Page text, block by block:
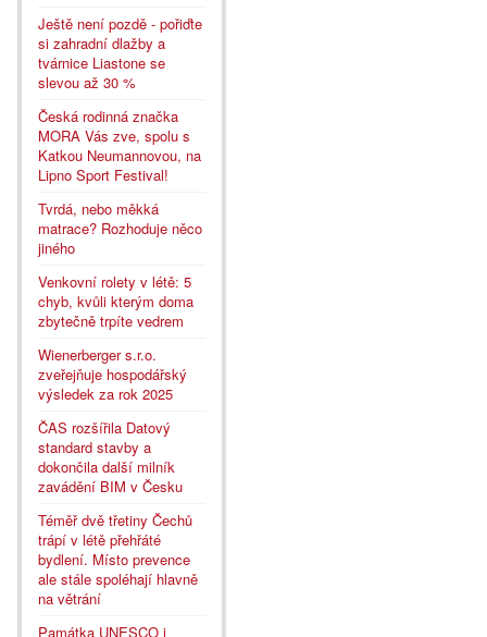
Ještě není pozdě - pořiďte
si zahradní dlažby a
tvárnice Liastone se
slevou až 30 %
Česká rodinná značka
MORA Vás zve, spolu s
Katkou Neumannovou, na
Lipno Sport Festival!
Tvrdá, nebo měkká
matrace? Rozhoduje něco
jiného
Venkovní rolety v létě: 5
chyb, kvůli kterým doma
zbytečně trpíte vedrem
Wienerberger s.r.o.
zveřejňuje hospodářský
výsledek za rok 2025
ČAS rozšířila Datový
standard stavby a
dokončila další milník
zavádění BIM v Česku
Téměř dvě třetiny Čechů
trápí v létě přehřáté
bydlení. Místo prevence
ale stále spoléhají hlavně
na větrání
Památka UNESCO i